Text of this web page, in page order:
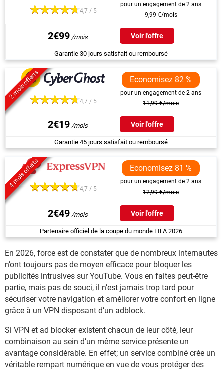
4,7 / 5
pour un engagement de 2 ans
9,99 €/mois
2€99 Voir l'offre
Garantie 30 jours satisfait ou remboursé
2 mois offerts
4,7 / 5
Economisez 82 %
pour un engagement de 2 ans
11,99 €/mois
2€19 Voir l'offre
Garantie 45 jours satisfait ou remboursé
4 mois offerts 4,7 / 5
Economisez 81 %
pour un engagement de 2 ans
12,99 €/mois
2€49 Voir l'offre
Partenaire officiel de la coupe du monde FIFA 2026
En 2026, force est de constater que de nombreux internautes
n’ont toujours pas de moyen efficace pour bloquer les
publicités intrusives sur YouTube. Vous en faites peut-être
partie, mais pas de souci, il n’est jamais trop tard pour
sécuriser votre navigation et améliorer votre confort en ligne
grâce à un VPN disposant d’un adblock.
Si VPN et ad blocker existent chacun de leur côté, leur
combinaison au sein d’un même service présente un
avantage considérable. En effet; un service combiné crée un
véritable rempart numérique en vue de vous protéger des